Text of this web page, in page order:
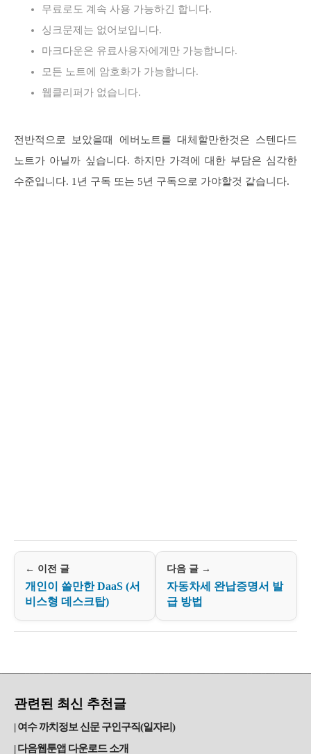
무료로도 계속 사용 가능하긴 합니다.
싱크문제는 없어보입니다.
마크다운은 유료사용자에게만 가능합니다.
모든 노트에 암호화가 가능합니다.
웹클리퍼가 없습니다.
전반적으로 보았을때 에버노트를 대체할만한것은 스텐다드
노트가 아닐까 싶습니다. 하지만 가격에 대한 부담은 심각한
수준입니다. 1년 구독 또는 5년 구독으로 가야할것 같습니다.
← 이전 글
개인이 쓸만한 DaaS (서
비스형 데스크탑)
다음 글 →
자동차세 완납증명서 발
급 방법
관련된 최신 추천글
여수 까치정보 신문 구인구직(일자리)
다음웹툰앱 다운로드 소개